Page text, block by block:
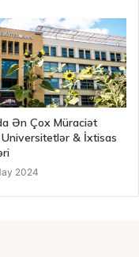
Ən Çox Müraciət
Universitetlər & İxtisas
2024